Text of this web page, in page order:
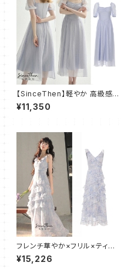
【SinceThen】軽やか 高級感
パフ マキシ丈 ワンピース ドレス
¥11,350
フレンチ華やか×フリル×ティア
ードキャミワンピース
¥15,226